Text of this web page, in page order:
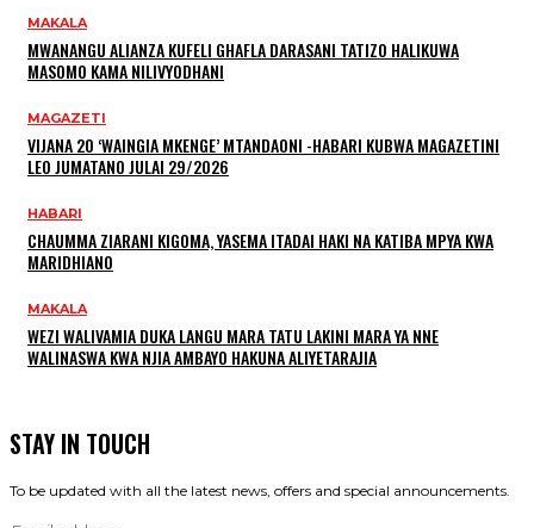
MAKALA
MWANANGU ALIANZA KUFELI GHAFLA DARASANI TATIZO HALIKUWA
MASOMO KAMA NILIVYODHANI
MAGAZETI
VIJANA 20 ‘WAINGIA MKENGE’ MTANDAONI -HABARI KUBWA MAGAZETINI
LEO JUMATANO JULAI 29/2026
HABARI
CHAUMMA ZIARANI KIGOMA, YASEMA ITADAI HAKI NA KATIBA MPYA KWA
MARIDHIANO
MAKALA
WEZI WALIVAMIA DUKA LANGU MARA TATU LAKINI MARA YA NNE
WALINASWA KWA NJIA AMBAYO HAKUNA ALIYETARAJIA
STAY IN TOUCH
To be updated with all the latest news, offers and special announcements.